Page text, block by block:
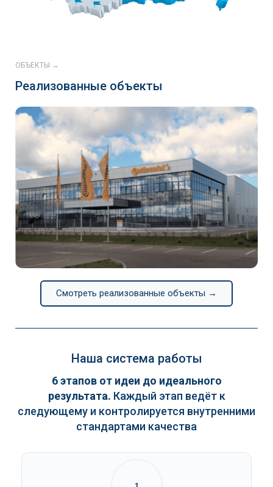
ОБЪЕКТЫ →
Реализованные объекты
Continental
Смотреть реализованные объекты →
Наша система работы
6 этапов от идеи до идеального
результата. Каждый этап ведёт к
следующему и контролируется внутренними
стандартами качества